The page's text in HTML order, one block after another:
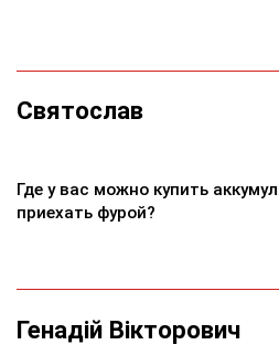
Святослав
Где у вас можно купить
приехать фурой?
Генадій Вікторович